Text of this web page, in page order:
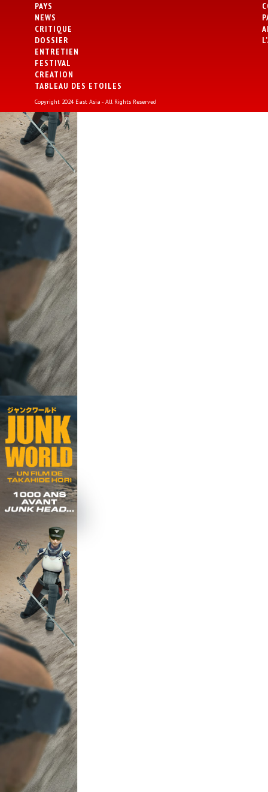
PAYS
NEWS
CRITIQUE
DOSSIER
ENTRETIEN
FESTIVAL
CREATION
TABLEAU DES ETOILES
Copyright 2024 East Asia - All Rights Reserved